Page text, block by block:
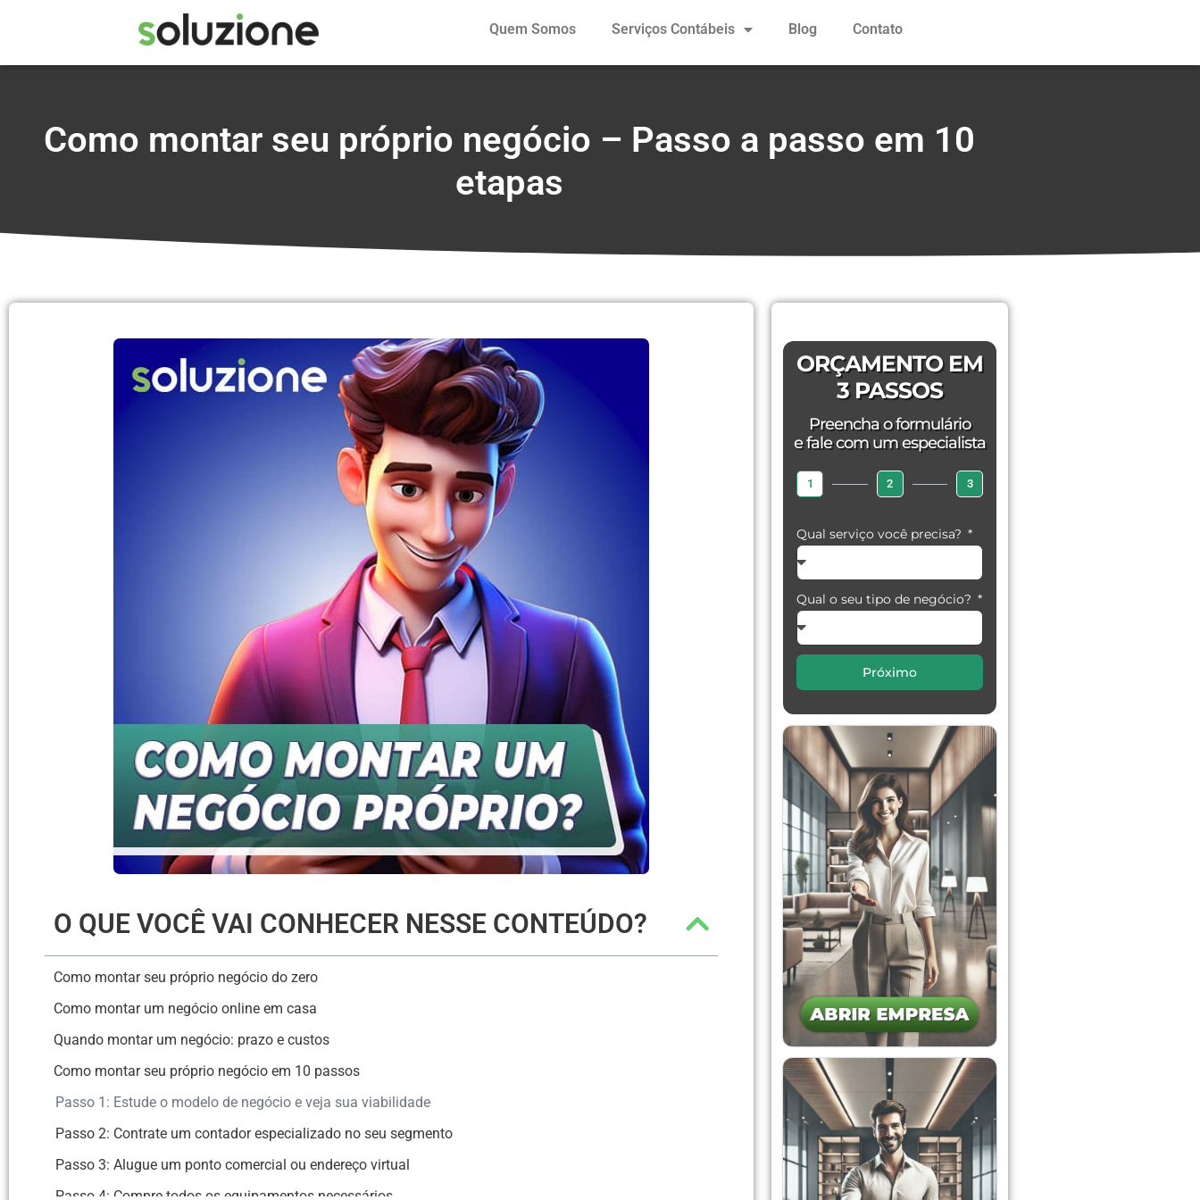
Quem Somos Serviços Contábeis Blog Contato
Como montar seu próprio negócio – Passo a passo em 10
etapas
O QUE VOCÊ VAI CONHECER NESSE CONTEÚDO?
Como montar seu próprio negócio do zero
Como montar um negócio online em casa
Quando montar um negócio: prazo e custos
Como montar seu próprio negócio em 10 passos
Passo 1: Estude o modelo de negócio e veja sua viabilidade
Passo 2: Contrate um contador especializado no seu segmento
Passo 3: Alugue um ponto comercial ou endereço virtual
Passo 4: Compre todos os equipamentos necessários
ORÇAMENTO EM
3 PASSOS
Preencha o formulário
e fale com um especialista
1 2 3
Qual serviço você precisa?
Qual o seu tipo de negócio?
Próximo